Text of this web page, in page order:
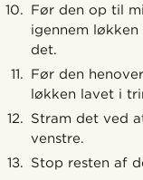
Før den op til
igennem
det.
Før den
løkken lavet i
Stram det ved
venstre.
Stop resten af